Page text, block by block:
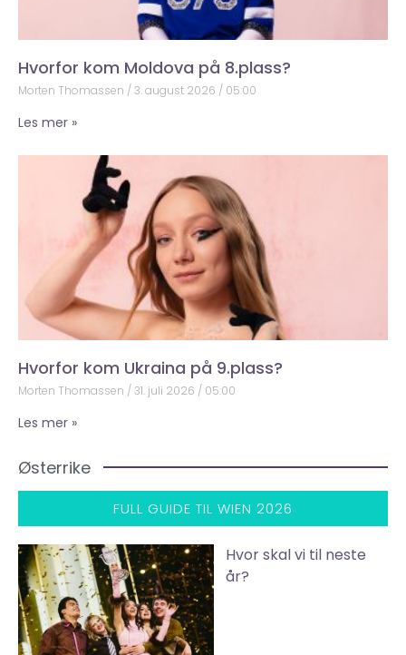
Hvorfor kom Moldova på 8.plass?
Morten Thomassen 3. august 2026 05:00
Les mer »
Hvorfor kom Ukraina på 9.plass?
Morten Thomassen 31. juli 2026 05:00
Les mer »
Østerrike
FULL GUIDE TIL WIEN 2026
Hvor skal vi til neste
år?